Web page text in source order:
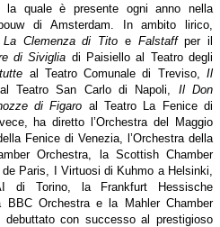
la quale è presente ogni anno nella
di Amsterdam. In ambito lirico,
La Clemenza di Tito eFalstaffper il
di Siviglia di Paisiello al Teatro degli
al Teatro Comunale di Treviso,Il
Teatro San Carlo di Napoli, Il Don
di Figaro al Teatro La Fenice di
ha diretto l’Orchestra del Maggio
Fenice di Venezia, l’Orchestra della
Orchestra, la Scottish Chamber
Paris, I Virtuosi di Kuhmo a Helsinki,
di Torino, la Frankfurt Hessische
BBC Orchestra e la Mahler Chamber
con successo al prestigioso